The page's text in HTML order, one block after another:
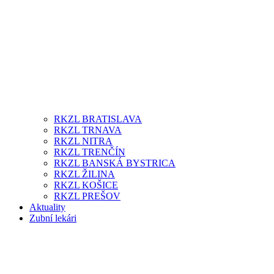
RKZL BRATISLAVA
RKZL TRNAVA
RKZL NITRA
RKZL TRENČÍN
RKZL BANSKÁ BYSTRICA
RKZL ŽILINA
RKZL KOŠICE
RKZL PREŠOV
Aktuality
Zubní lekári